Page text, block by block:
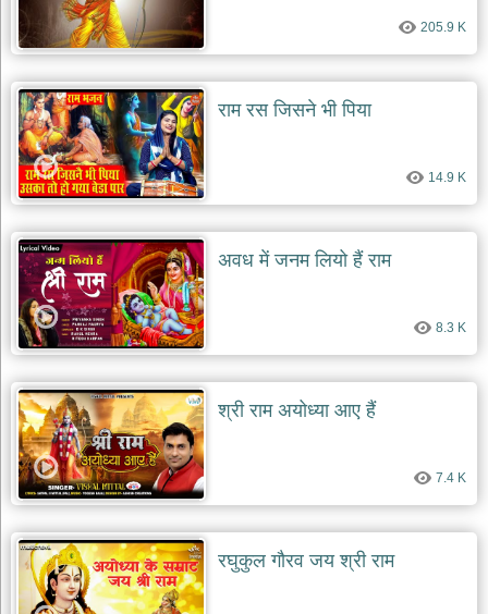
भजन
rani
sati
dadi
बावा
लाल
दयाल
भजन
bawa
lal
bhajans
शनि
देव
भजन
shani
dev
आज
का
भजन
bhajan
of
the
day
भजन
जोड़ें
add
bhajans
205.9 K
राम रस जिसने भी पिया
14.9 K
अवध में जनम लियो हैं राम
8.3 K
श्री राम अयोध्या आए हैं
7.4 K
रघुकुल गौरव जय श्री राम